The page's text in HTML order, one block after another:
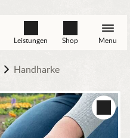
Leistungen Shop Menu
Handharke